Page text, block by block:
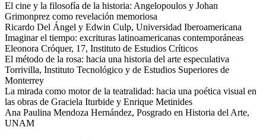
El cine y la filosofía de la historia: Angelopoulos y Johan
Grimonprez como revelación memoriosa
Ricardo Del Ángel y Edwin Culp, Universidad Iberoamericana
Imaginar el tiempo: excrituras latinoamericanas contemporáneas
Eleonora Cróquer, 17, Instituto de Estudios Críticos
El método de la rosa: hacia una historia del arte especulativa
Torrivilla, Instituto Tecnológico y de Estudios Superiores de
Monterrey
La mirada como motor de la teatralidad: hacia una poética visual en
las obras de Graciela Iturbide y Enrique Metinides
Ana Paulina Mendoza Hernández, Posgrado en Historia del Arte,
UNAM